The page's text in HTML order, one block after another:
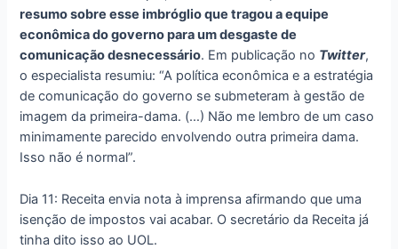
resumo sobre esse imbróglio que tragou a equipe
econômica do governo para um desgaste de
comunicação desnecessário. Em publicação no Twitter,
o especialista resumiu: “A política econômica e a estratégia
de comunicação do governo se submeteram à gestão de
imagem da primeira-dama. (…) Não me lembro de um caso
minimamente parecido envolvendo outra primeira dama.
Isso não é normal”.
Dia 11: Receita envia nota à imprensa afirmando que uma
isenção de impostos vai acabar. O secretário da Receita já
tinha dito isso ao UOL.